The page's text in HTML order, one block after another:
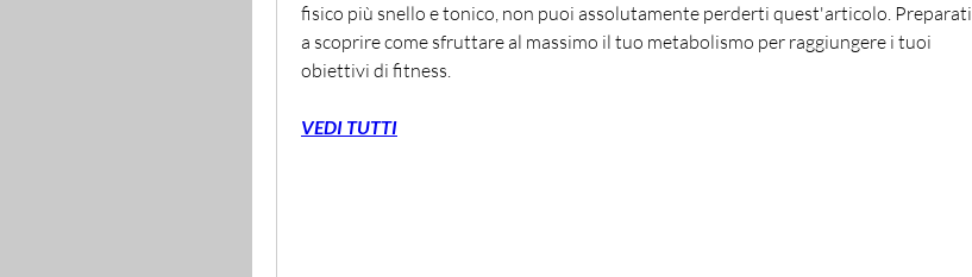
fisico più snello e tonico, non puoi assolutamente perderti quest'articolo. Preparati
a scoprire come sfruttare al massimo il tuo metabolismo per raggiungere i tuoi
obiettivi di fitness.
VEDI TUTTI